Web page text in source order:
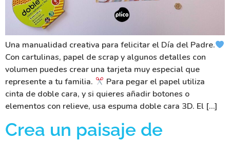
Una manualidad creativa para felicitar el Día del Padre.
Con cartulinas, papel de scrap y algunos detalles con
volumen puedes crear una tarjeta muy especial que
represente a tu familia.
Para pegar el papel utiliza
cinta de doble cara, y si quieres añadir botones o
elementos con relieve, usa espuma doble cara 3D. El […]
Crea un paisaje de